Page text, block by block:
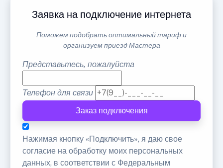
Заявка на подключение интернета
Поможем подобрать оптимальный тариф и
организуем приезд Мастера
Представьтесь, пожалуйста
Телефон для связи
Заказ подключения
Нажимая кнопку «Подключить», я даю свое
согласие на обработку моих персональных
данных, в соответствии с Федеральным